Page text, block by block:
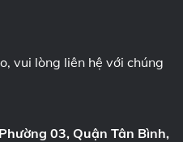
vui lòng liên hệ với chúng
03, Quận Tân Bình,